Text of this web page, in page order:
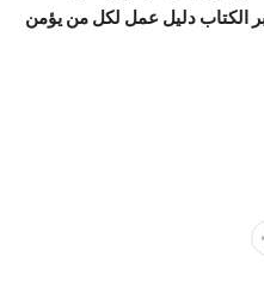
الكتاب دليل عمل لكل من يؤمن